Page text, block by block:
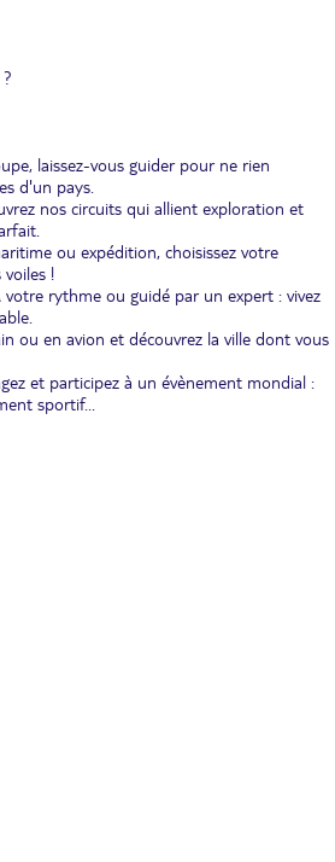
laissez-vous guider pour ne rien
d'un pays.
nos circuits qui allient exploration et
ou expédition, choisissez votre
!
votre rythme ou guidé par un expert : vivez
ou en avion et découvrez la ville dont vous
et participez à un évènement mondial :
sportif...